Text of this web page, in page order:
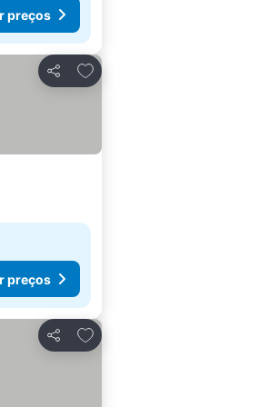
preços
Partilhar
Adicionar aos favoritos
preços
Partilhar
Adicionar aos favoritos